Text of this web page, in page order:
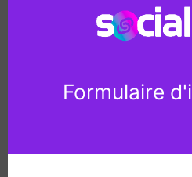
Formulaire